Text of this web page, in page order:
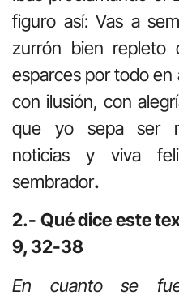
figuro así: Vas a
zurrón bien repleto
esparces por todo en
con ilusión, con
que yo sepa ser
noticias y viva
sembrador.
2.- Qué dice este
9, 32-38
En cuanto se